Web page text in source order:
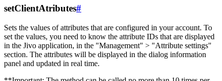
setClientAtributes#
Sets the values ​​of attributes that are configured in your account. To
set the values, you need to know the attribute IDs that are displayed
in the Jivo application, in the "Management" > "Attribute settings"
section. The attributes will be displayed in the dialog information
panel and updated in real time.